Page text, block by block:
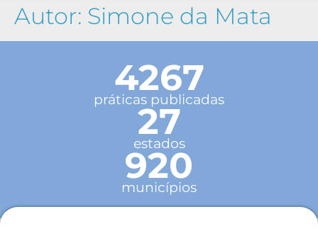
Autor: Simone da Mata
4267
práticas publicadas
27
estados
920
municípios